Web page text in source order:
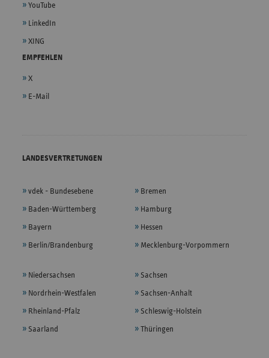
YouTube
LinkedIn
XING
EMPFEHLEN
X
E-Mail
LANDESVERTRETUNGEN
vdek - Bundesebene
Baden-Württemberg
Bayern
Berlin/Brandenburg
Bremen
Hamburg
Hessen
Mecklenburg-Vorpommern
Niedersachsen
Nordrhein-Westfalen
Rheinland-Pfalz
Saarland
Sachsen
Sachsen-Anhalt
Schleswig-Holstein
Thüringen